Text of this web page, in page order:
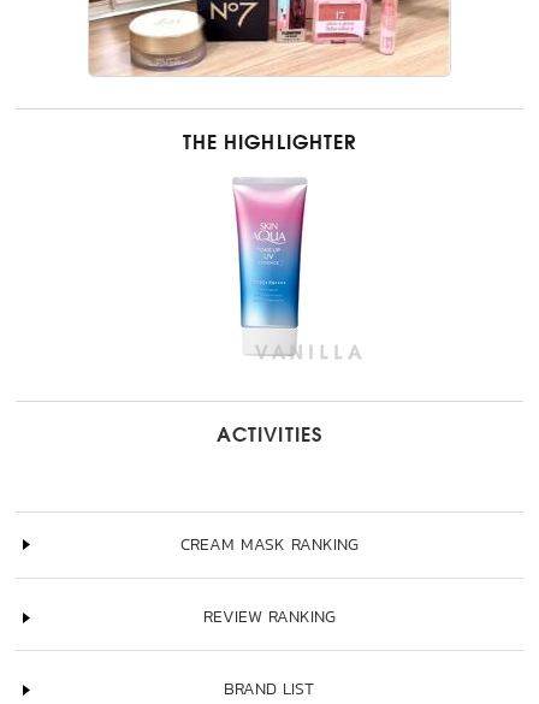
THE HIGHLIGHTER
ACTIVITIES
CREAM MASK RANKING
REVIEW RANKING
BRAND LIST